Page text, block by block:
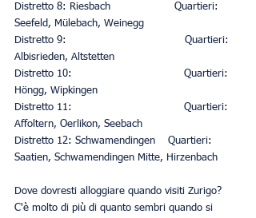
Distretto 8: Riesbach                    Quartieri:
Seefeld, Mülebach, Weinegg
Distretto 9:                                     Quartieri:
Albisrieden, Altstetten
Distretto 10:                                   Quartieri:
Höngg, Wipkingen
Distretto 11:                                   Quartieri:
Affoltern, Oerlikon, Seebach
Distretto 12: Schwamendingen    Quartieri:
Saatien, Schwamendingen Mitte, Hirzenbach
Dove dovresti alloggiare quando visiti Zurigo?
C'è molto di più di quanto sembri quando si